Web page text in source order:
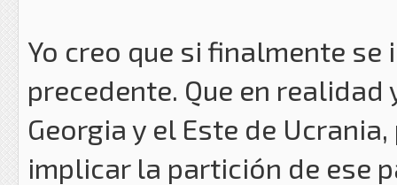
Yo creo que si finalmente
precedente. Que en
Georgia y el Este de
implicar la partición de ese